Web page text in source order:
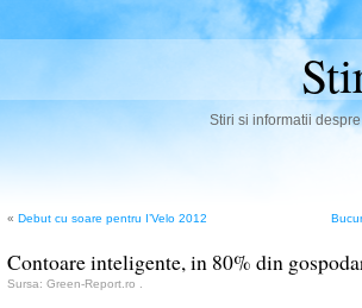
Stiri si informatii
« Debut cu soare pentru I’Velo 2012
Contoare inteligente, in 80% din
Sursa: Green-Report.ro